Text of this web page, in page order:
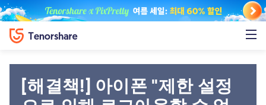
[해결책!] 아이폰 "제한 설정